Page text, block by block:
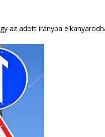
az adott irányba